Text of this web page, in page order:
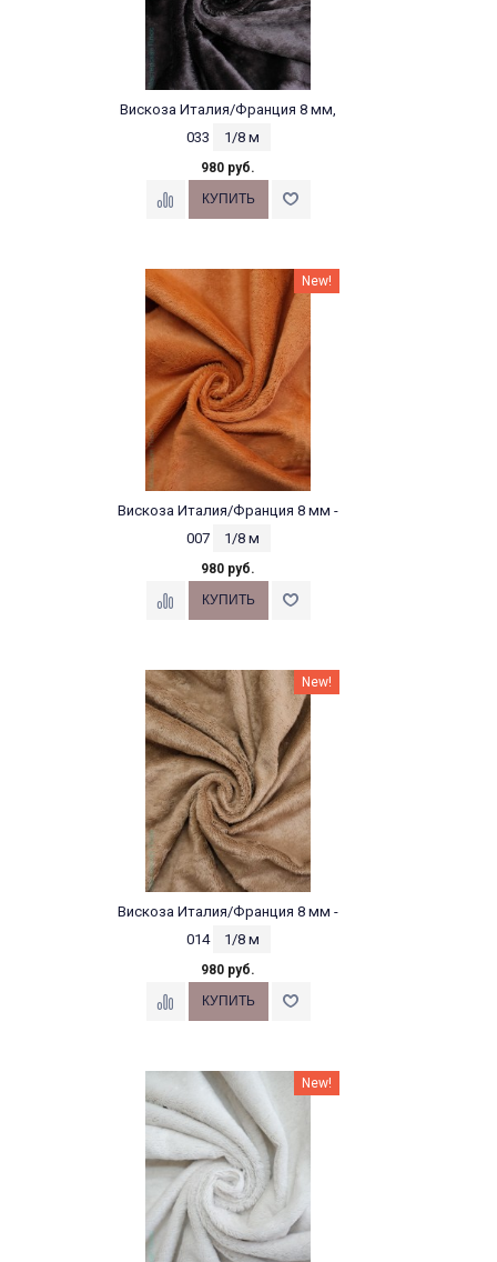
Вискоза Италия/Франция 8 мм,
033
1/8 м
980 руб.
New!
Вискоза Италия/Франция 8 мм -
007
1/8 м
980 руб.
New!
Вискоза Италия/Франция 8 мм -
014
1/8 м
980 руб.
New!